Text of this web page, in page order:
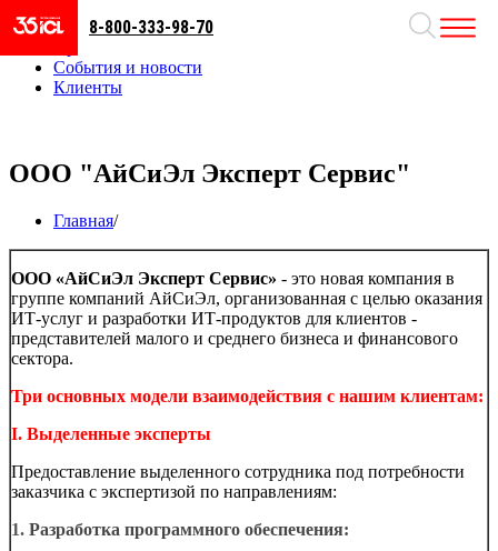
Направления
События и новости
Клиенты
8-800-333-98-70
ООО "АйСиЭл Эксперт Сервис"
Главная/
ООО «АйСиЭл Эксперт Сервис» - это новая компания в
группе компаний АйСиЭл, организованная с целью оказания
ИТ-услуг и разработки ИТ-продуктов для клиентов -
представителей малого и среднего бизнеса и финансового
сектора.
Три основных модели взаимодействия с нашим клиентам:
I. Выделенные эксперты
Предоставление выделенного сотрудника под потребности
заказчика с экспертизой по направлениям:
1. Разработка программного обеспечения: